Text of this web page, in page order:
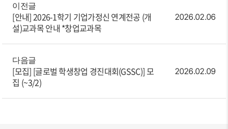
이전글
[안내]2026-1학기 기업가정신 연계전공 (개
설)교과목 안내 *창업교과목
2026.02.06
다음글
[모집] [글로벌 학생창업 경진대회(GSSC)] 모
집 (~3/2)
2026.02.09